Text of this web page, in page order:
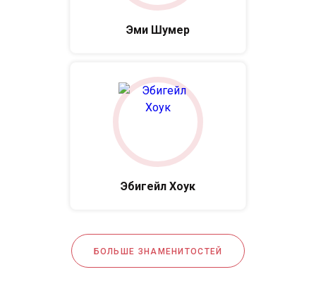
Эми Шумер
Эбигейл Хоук
БОЛЬШЕ ЗНАМЕНИТОСТЕЙ